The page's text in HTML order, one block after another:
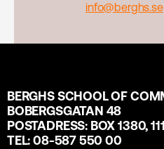
info@berghs.se
BERGHS SCHOOL OF
BOBERGSGATAN 48
POSTADRESS: BOX 1380,
TEL: 08-587 550 00